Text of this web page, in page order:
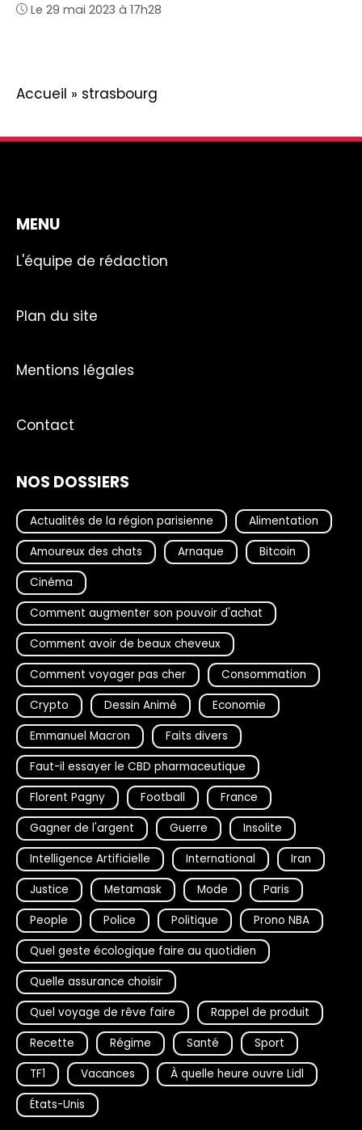
Le 29 mai 2023 à 17h28
Accueil » strasbourg
MENU
L'équipe de rédaction
Plan du site
Mentions légales
Contact
NOS DOSSIERS
Actualités de la région parisienne
Alimentation
Amoureux des chats
Arnaque
Bitcoin
Cinéma
Comment augmenter son pouvoir d'achat
Comment avoir de beaux cheveux
Comment voyager pas cher
Consommation
Crypto
Dessin Animé
Economie
Emmanuel Macron
Faits divers
Faut-il essayer le CBD pharmaceutique
Florent Pagny
Football
France
Gagner de l'argent
Guerre
Insolite
Intelligence Artificielle
International
Iran
Justice
Metamask Mode
Paris
People
Police Politique
Prono NBA
Quel geste écologique faire au quotidien
Quelle assurance choisir
Quel voyage de rêve faire
Rappel de produit
Recette
Régime Santé
Sport
TF1
Vacances
À quelle heure ouvre Lidl
États-Unis